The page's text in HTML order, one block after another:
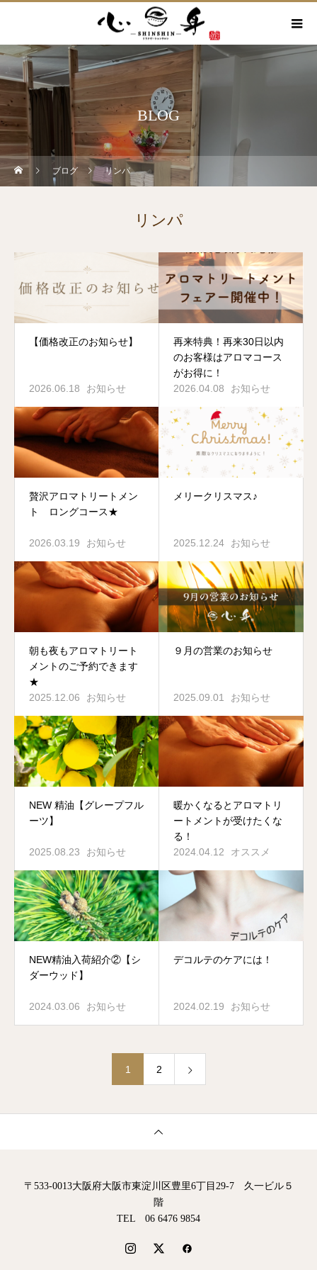
BLOG
ブログ リンパ
リンパ
【価格改正のお知らせ】
2026.06.18 お知らせ
再来特典！再来30日以内
のお客様はアロマコース
がお得に！
2026.04.08
お知らせ
贅沢アロマトリートメン
ト ロングコース★
2026.03.19 お知らせ
メリークリスマス♪
2025.12.24 お知らせ
朝も夜もアロマトリート
メントのご予約できます
★
2025.12.06
お知らせ
９月の営業のお知らせ
2025.09.01 お知らせ
NEW 精油【グレープフル
ーツ】
2025.08.23 お知らせ
暖かくなるとアロマトリ
ートメントが受けたくな
る！
2024.04.12
オススメ
NEW精油入荷紹介②【シ
ダーウッド】
2024.03.06 お知らせ
デコルテのケアには！
2024.02.19 お知らせ
1 2
〒533-0013大阪府大阪市東淀川区豊里6丁目29-7 久一ビル５
階
TEL 06 6476 9854